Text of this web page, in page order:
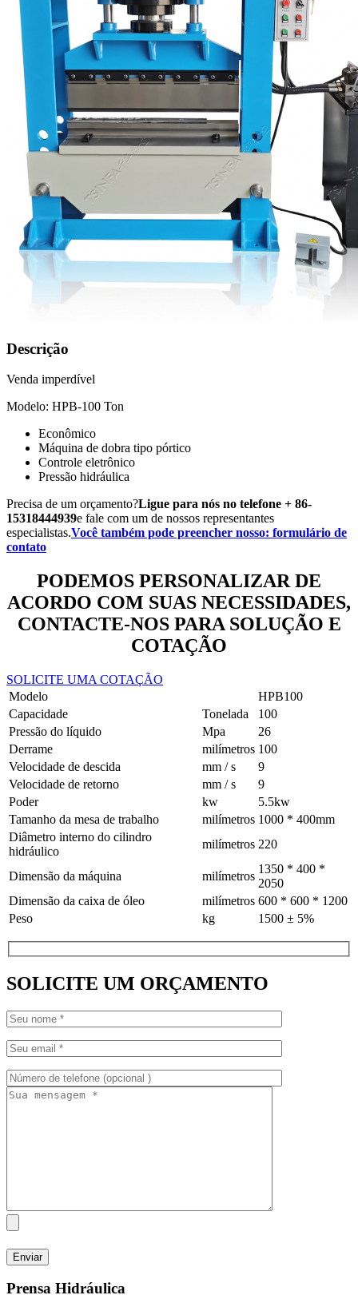
Descrição
Venda imperdível
Modelo: HPB-100 Ton
Econômico
Máquina de dobra tipo pórtico
Controle eletrônico
Pressão hidráulica
Precisa de um orçamento?Ligue para nós no telefone + 86-
15318444939e fale com um de nossos representantes
especialistas.Você também pode preencher nosso: formulário de
contato
PODEMOS PERSONALIZAR DE
ACORDO COM SUAS NECESSIDADES,
CONTACTE-NOS PARA SOLUÇÃO E
COTAÇÃO
SOLICITE UMA COTAÇÃO
Modelo
HPB100
Capacidade
Tonelada
100
Pressão do líquido
Mpa
26
Derrame
milímetros 100
Velocidade de descida
mm / s
9
Velocidade de retorno
mm / s
9
Poder
kw
5.5kw
Tamanho da mesa de trabalho
milímetros 1000 * 400mm
Diâmetro interno do cilindro
hidráulico
milímetros 220
Dimensão da máquina milímetros
1350 * 400 *
2050
Dimensão da caixa de óleo
milímetros 600 * 600 * 1200
Peso
kg 1500 ± 5%
SOLICITE UM ORÇAMENTO
Prensa Hidráulica